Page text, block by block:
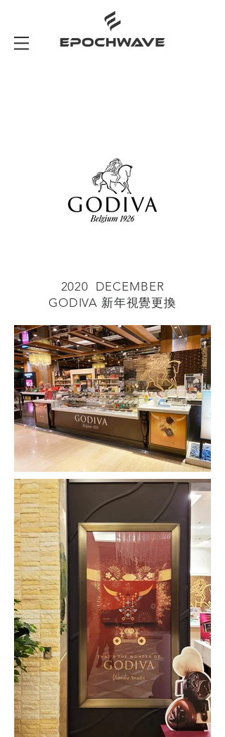
2020 DECEMBER
​GODIVA 新年視覺更換